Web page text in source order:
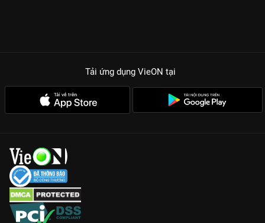
Tải ứng dụng VieON tại